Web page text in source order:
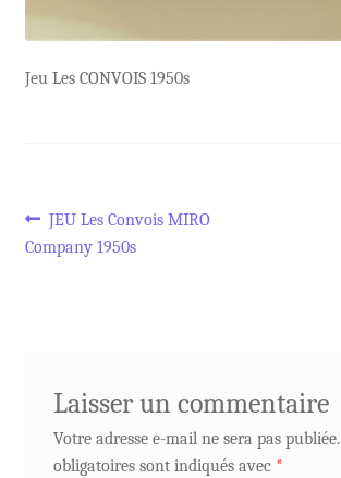
Jeu Les CONVOIS 1950s
Navigation
de
Article
précédent :
JEU Les Convois MIRO
Company 1950s
Laisser un commentaire
Votre adresse e-mail ne sera pas publiée.
obligatoires sont indiqués avec *